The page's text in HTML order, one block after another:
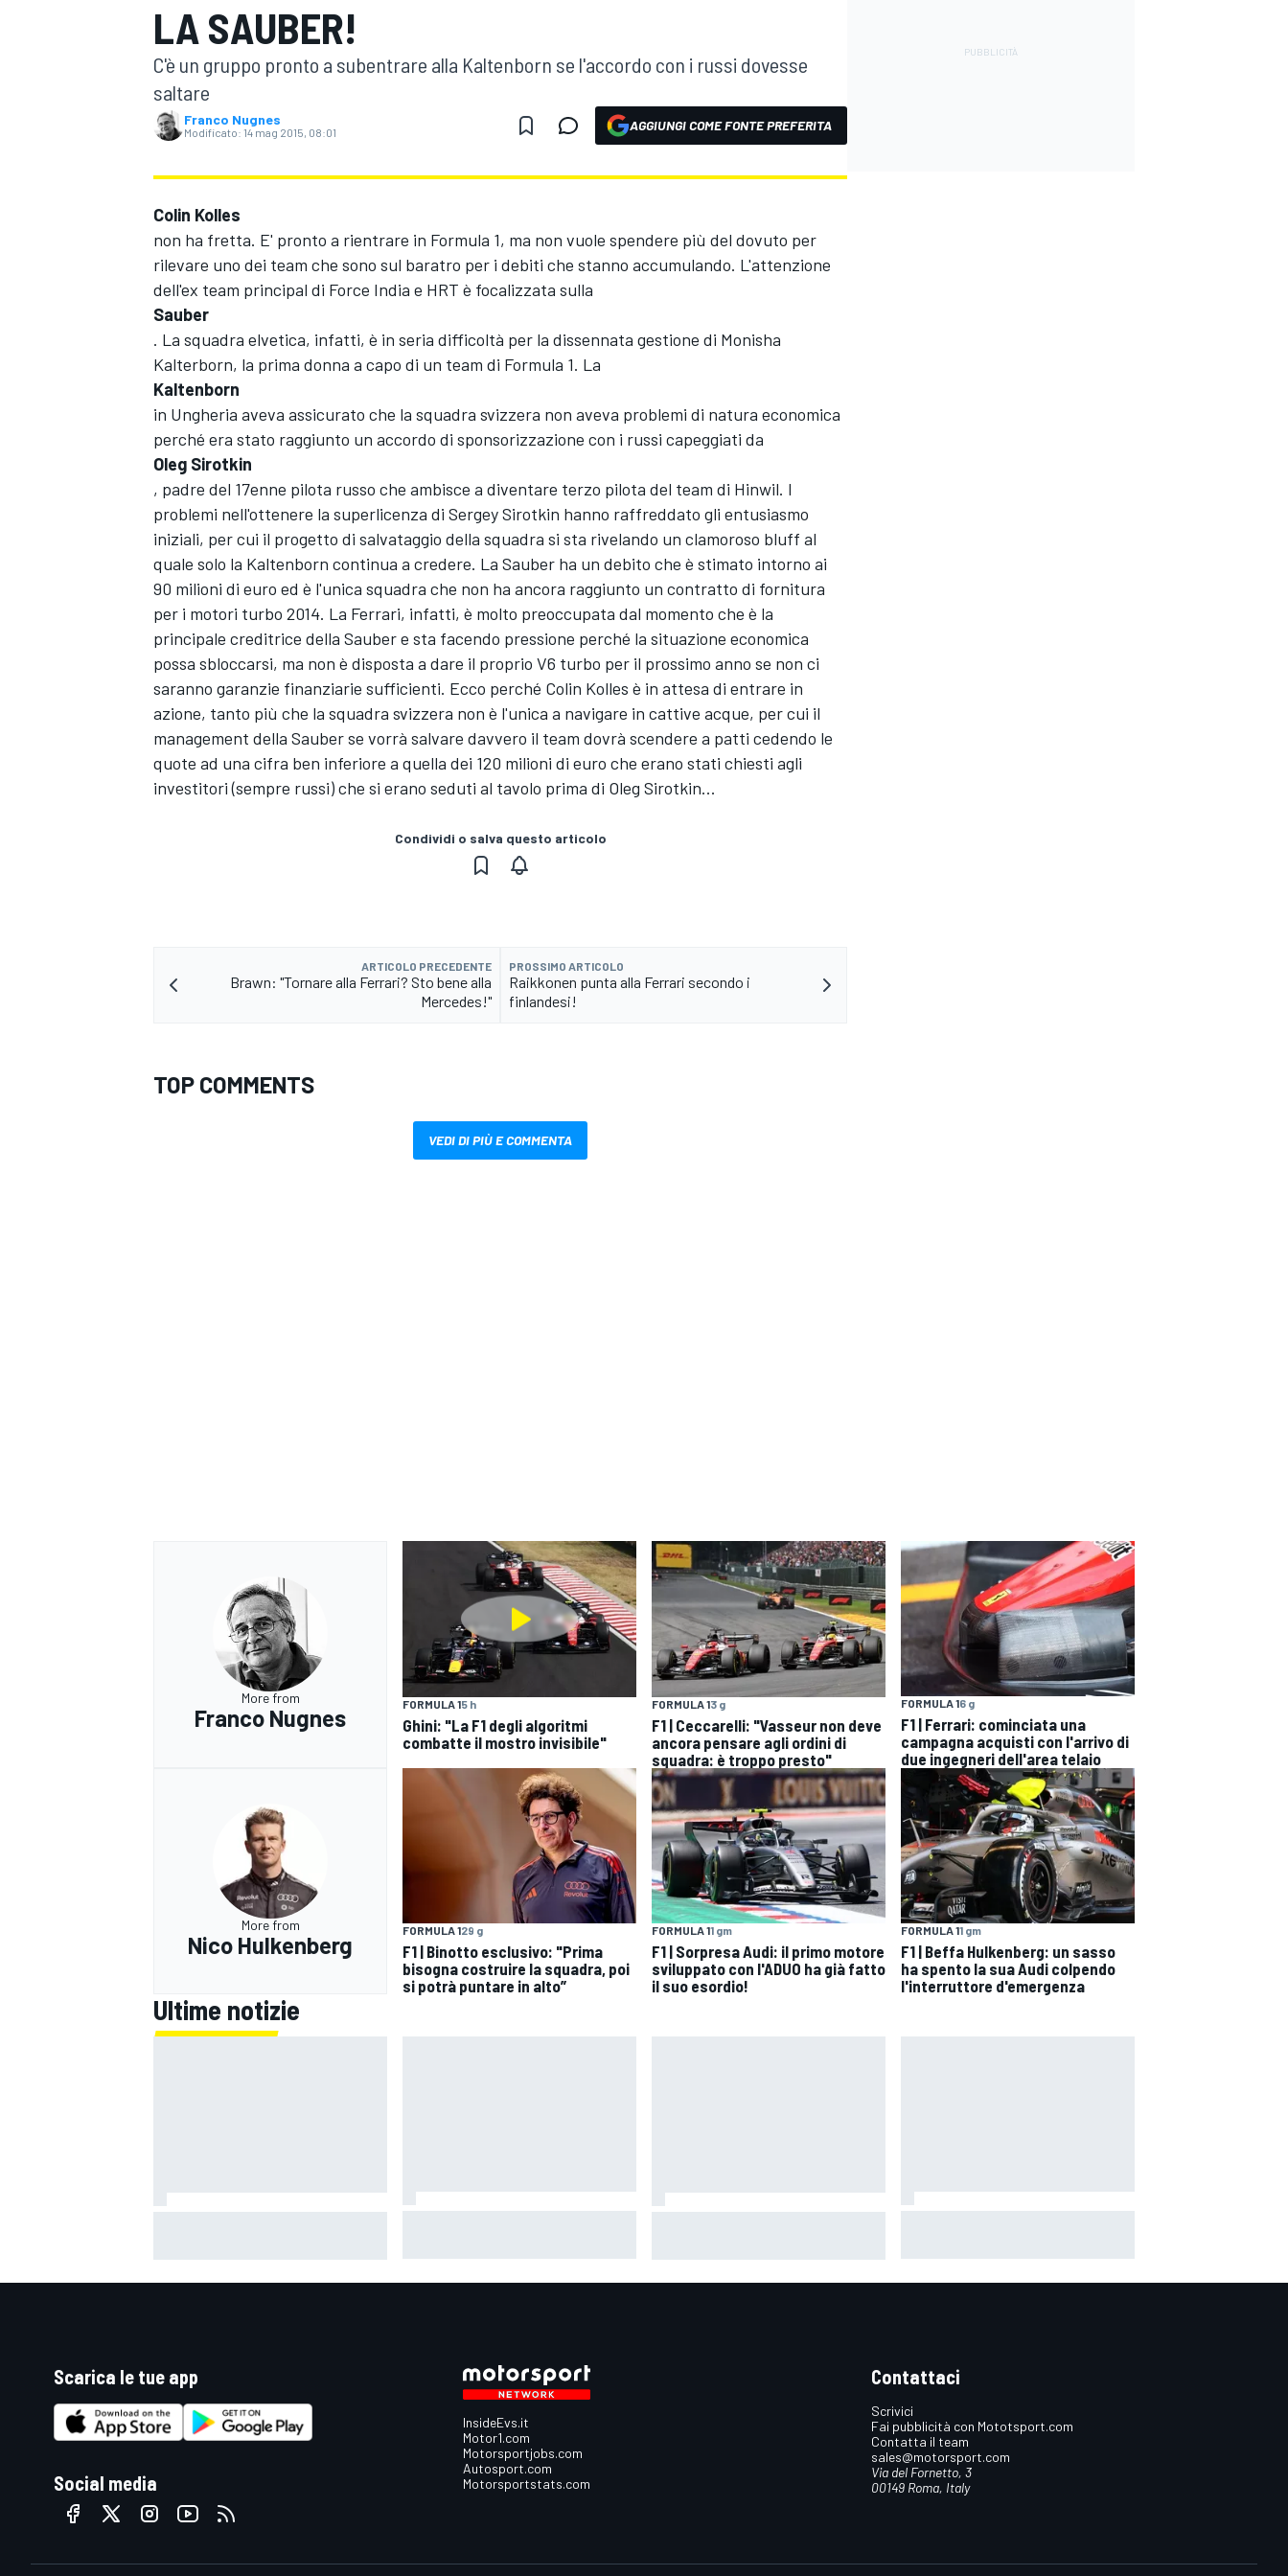
MOTOGP
WRC
ENDURANCE/GT
RALLY
LA SAUBER!
C'è un gruppo pronto a subentrare alla Kaltenborn se l'accordo con i russi dovesse
saltare
Franco Nugnes
Modificato: 14 mag 2015, 08:01 AGGIUNGI COME FONTE PREFERITA
Colin Kolles
non ha fretta. E' pronto a rientrare in Formula 1, ma non vuole spendere più del dovuto per
rilevare uno dei team che sono sul baratro per i debiti che stanno accumulando. L'attenzione
dell'ex team principal di Force India e HRT è focalizzata sulla
Sauber
. La squadra elvetica, infatti, è in seria difficoltà per la dissennata gestione di Monisha
Kalterborn, la prima donna a capo di un team di Formula 1. La
Kaltenborn
in Ungheria aveva assicurato che la squadra svizzera non aveva problemi di natura economica
perché era stato raggiunto un accordo di sponsorizzazione con i russi capeggiati da
Oleg Sirotkin
, padre del 17enne pilota russo che ambisce a diventare terzo pilota del team di Hinwil. I
problemi nell'ottenere la superlicenza di Sergey Sirotkin hanno raffreddato gli entusiasmo
iniziali, per cui il progetto di salvataggio della squadra si sta rivelando un clamoroso bluff al
quale solo la Kaltenborn continua a credere. La Sauber ha un debito che è stimato intorno ai
90 milioni di euro ed è l'unica squadra che non ha ancora raggiunto un contratto di fornitura
per i motori turbo 2014. La Ferrari, infatti, è molto preoccupata dal momento che è la
principale creditrice della Sauber e sta facendo pressione perché la situazione economica
possa sbloccarsi, ma non è disposta a dare il proprio V6 turbo per il prossimo anno se non ci
saranno garanzie finanziarie sufficienti. Ecco perché Colin Kolles è in attesa di entrare in
azione, tanto più che la squadra svizzera non è l'unica a navigare in cattive acque, per cui il
management della Sauber se vorrà salvare davvero il team dovrà scendere a patti cedendo le
quote ad una cifra ben inferiore a quella dei 120 milioni di euro che erano stati chiesti agli
investitori (sempre russi) che si erano seduti al tavolo prima di Oleg Sirotkin...
Condividi o salva questo articolo
ARTICOLO PRECEDENTE
Brawn: "Tornare alla Ferrari? Sto bene alla
Mercedes!"
PROSSIMO ARTICOLO
Raikkonen punta alla Ferrari secondo i
finlandesi!
TOP COMMENTS
VEDI DI PIÙ E COMMENTA
More from
Franco Nugnes
FORMULA 15 h
Ghini: "La F1 degli algoritmi
combatte il mostro invisibile"
FORMULA 13 g
F1 | Ceccarelli: "Vasseur non deve
ancora pensare agli ordini di
squadra: è troppo presto"
FORMULA 16 g
F1 | Ferrari: cominciata una
campagna acquisti con l'arrivo di
due ingegneri dell'area telaio
More from
Nico Hulkenberg
FORMULA 129 g
F1 | Binotto esclusivo: "Prima
bisogna costruire la squadra, poi
si potrà puntare in alto”
FORMULA 11 gm
F1 | Sorpresa Audi: il primo motore
sviluppato con l'ADUO ha già fatto
il suo esordio!
FORMULA 11 gm
F1 | Beffa Hulkenberg: un sasso
ha spento la sua Audi colpendo
l'interruttore d'emergenza
Ultime notizie
pole da record di Martin
Quartararo in Honda
Scarica le tue app
Social media
InsideEvs.it
Motor1.com
Motorsportjobs.com
Autosport.com
Motorsportstats.com
Contattaci
Scrivici
Fai pubblicità con Mototsport.com
Contatta il team
sales@motorsport.com
Via del Fornetto, 3
00149 Roma, Italy